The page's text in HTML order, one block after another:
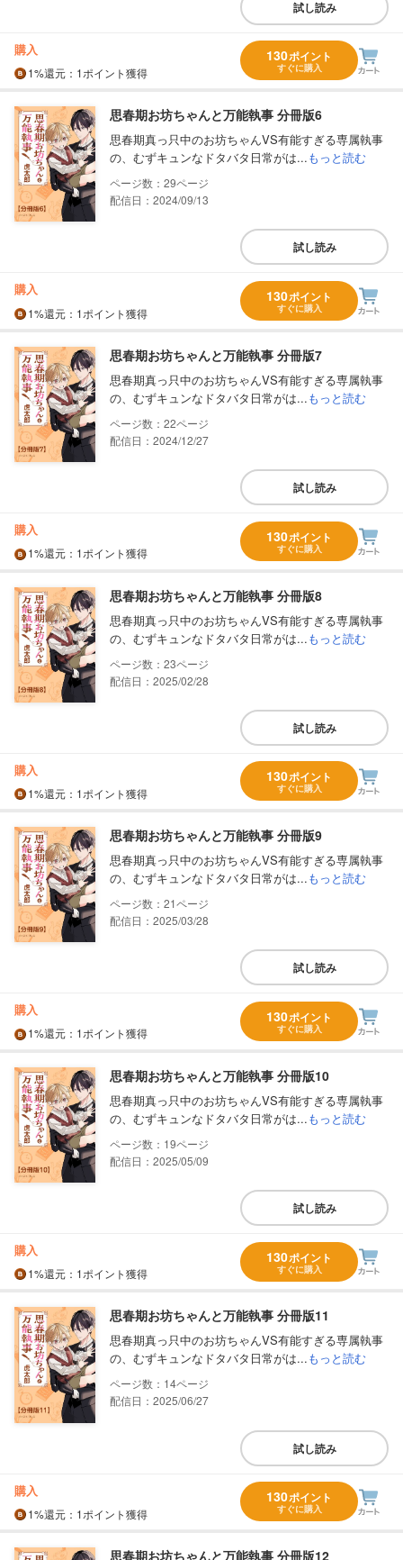
試し読み
購入
1%還元 ：1ポイント獲得
130ポイント
すぐに購入
思春期お坊ちゃんと万能執事 分冊版6
思春期真っ只中のお坊ちゃんVS有能すぎる専属執事
の、むずキュンなドタバタ日常がは...もっと読む
29
配信日：2024/09/13
試し読み
購入
1%還元 ：1ポイント獲得
130ポイント
すぐに購入
思春期お坊ちゃんと万能執事 分冊版7
思春期真っ只中のお坊ちゃんVS有能すぎる専属執事
の、むずキュンなドタバタ日常がは...もっと読む
22
配信日：2024/12/27
試し読み
購入
1%還元 ：1ポイント獲得
130ポイント
すぐに購入
思春期お坊ちゃんと万能執事 分冊版8
思春期真っ只中のお坊ちゃんVS有能すぎる専属執事
の、むずキュンなドタバタ日常がは...もっと読む
23
配信日：2025/02/28
試し読み
購入
1%還元 ：1ポイント獲得
130ポイント
すぐに購入
思春期お坊ちゃんと万能執事 分冊版9
思春期真っ只中のお坊ちゃんVS有能すぎる専属執事
の、むずキュンなドタバタ日常がは...もっと読む
21
配信日：2025/03/28
試し読み
購入
1%還元 ：1ポイント獲得
130ポイント
すぐに購入
思春期お坊ちゃんと万能執事 分冊版10
思春期真っ只中のお坊ちゃんVS有能すぎる専属執事
の、むずキュンなドタバタ日常がは...もっと読む
19
配信日：2025/05/09
試し読み
購入
1%還元 ：1ポイント獲得
130ポイント
すぐに購入
思春期お坊ちゃんと万能執事 分冊版11
思春期真っ只中のお坊ちゃんVS有能すぎる専属執事
の、むずキュンなドタバタ日常がは...もっと読む
14
配信日：2025/06/27
試し読み
購入
1%還元 ：1ポイント獲得
130ポイント
すぐに購入
思春期お坊ちゃんと万能執事 分冊版12